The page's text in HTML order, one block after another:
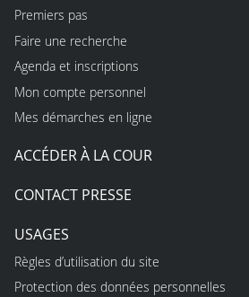
Premiers pas
Faire une recherche
Agenda et inscriptions
Mon compte personnel
Mes démarches en ligne
ACCÉDER À LA COUR
CONTACT PRESSE
USAGES
Règles d’utilisation du site
Protection des données personnelles